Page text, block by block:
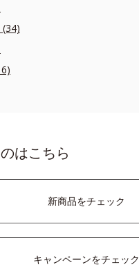
はこちら
新商品をチェック
キャンペーンをチェック